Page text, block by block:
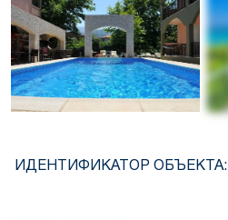
ИДЕНТИФИКАТОР ОБЪЕКТА: